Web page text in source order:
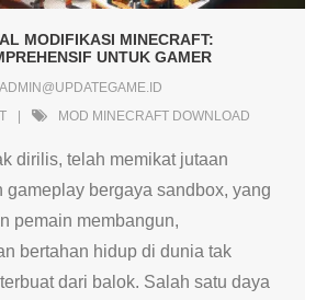
MODIFIKASI MINECRAFT:
UNTUK GAMER
ADMIN@UPDATEGAME.ID
MOD MINECRAFT DOWNLOAD
dirilis, telah memikat jutaan
gameplay bergaya sandbox, yang
pemain membangun,
bertahan hidup di dunia tak
dari balok. Salah satu daya